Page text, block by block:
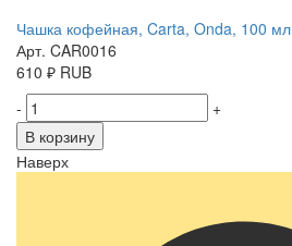
Чашка кофейная, Carta, Onda, 100 мл
Арт. CAR0016
610 ₽ RUB
-
+
В корзину
Наверх